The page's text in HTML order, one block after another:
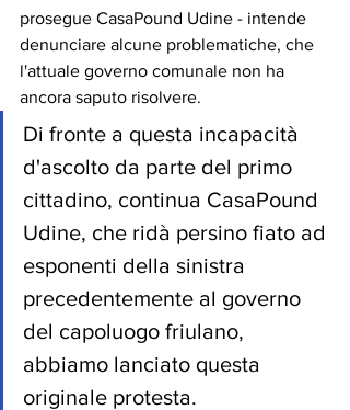
prosegue CasaPound Udine - intende
denunciare alcune problematiche, che
l'attuale governo comunale non ha
ancora saputo risolvere.
Di fronte a questa incapacità
d'ascolto da parte del primo
cittadino, continua CasaPound
Udine, che ridà persino fiato ad
esponenti della sinistra
precedentemente al governo
del capoluogo friulano,
abbiamo lanciato questa
originale protesta.